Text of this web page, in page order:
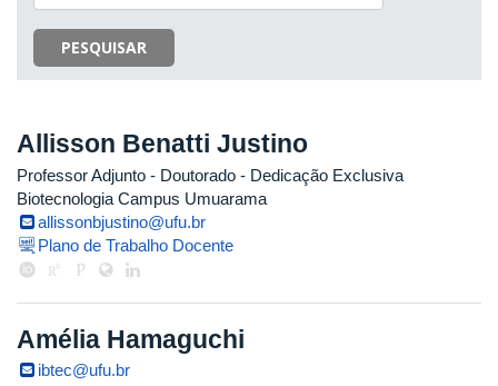
PESQUISAR
Allisson Benatti Justino
Professor Adjunto - Doutorado - Dedicação Exclusiva
Biotecnologia Campus Umuarama
allissonbjustino@ufu.br
Plano de Trabalho Docente
Amélia Hamaguchi
ibtec@ufu.br